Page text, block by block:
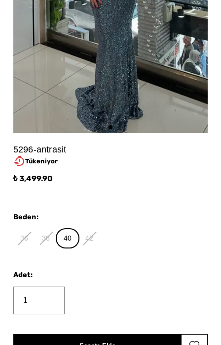
5296-antrasit
Tükeniyor
₺ 3,499.90
Beden:
36 38 40 42
Adet: